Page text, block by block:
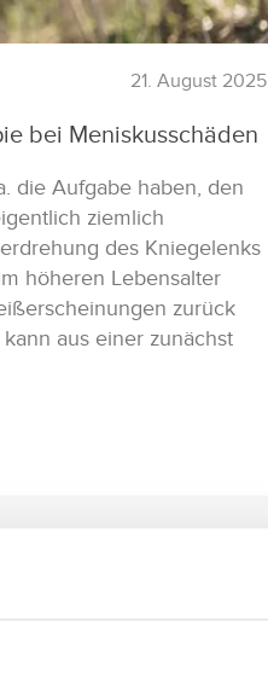
21. August 2025
bei Meniskusschäden
die Aufgabe haben, den
ziemlich
des Kniegelenks
höheren Lebensalter
zurück
aus einer zunächst